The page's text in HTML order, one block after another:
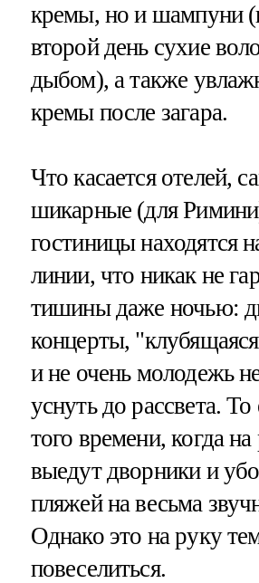
кремы, но и шампуни
второй день сухие
дыбом), а также
кремы после загара.
Что касается отелей,
шикарные (для
гостиницы находятся
линии, что никак не
тишины даже ночью:
концерты,
и не очень молодежь
уснуть до рассвета. То
того времени, когда
выедут дворники и
пляжей на весьма
Однако это на руку
повеселиться.